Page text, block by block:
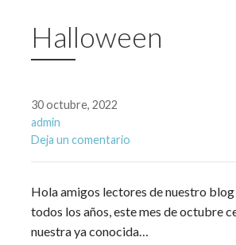
Halloween
30 octubre, 2022
admin
Deja un comentario
Hola amigos lectores de nuestro blog
todos los años, este mes de octubre
nuestra ya conocida…